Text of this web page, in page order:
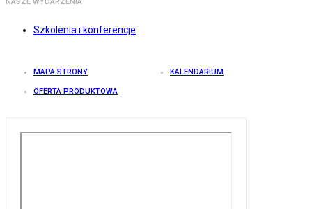
Szkolenia i konferencje
MAPA STRONY KALENDARIUM
OFERTA PRODUKTOWA